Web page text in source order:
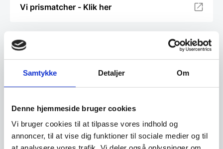
Samtykke Detaljer Om
Denne hjemmeside bruger cookies
Vi bruger cookies til at tilpasse vores indhold og
annoncer, til at vise dig funktioner til sociale medier og til
Vi prismatcher - Klik her
Relaterede varer
SPAR 22%